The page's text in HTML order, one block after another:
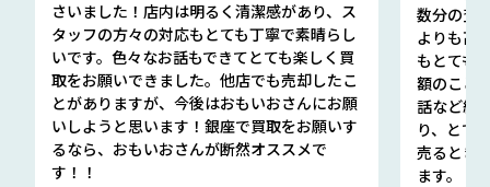
さいました！店内は明るく清潔感があり、ス
タッフの方々の対応もとても丁寧で素晴らし
いです。色々なお話もできてとても楽しく買
取をお願いできました。他店でも売却したこ
とがありますが、今後はおもいおさんにお願
いしようと思います！銀座で買取をお願いす
るなら、おもいおさんが断然オススメで
す！！
数分の査
よりも高
もとても
額のこと
話など細
り、とて
売るとき
ます。